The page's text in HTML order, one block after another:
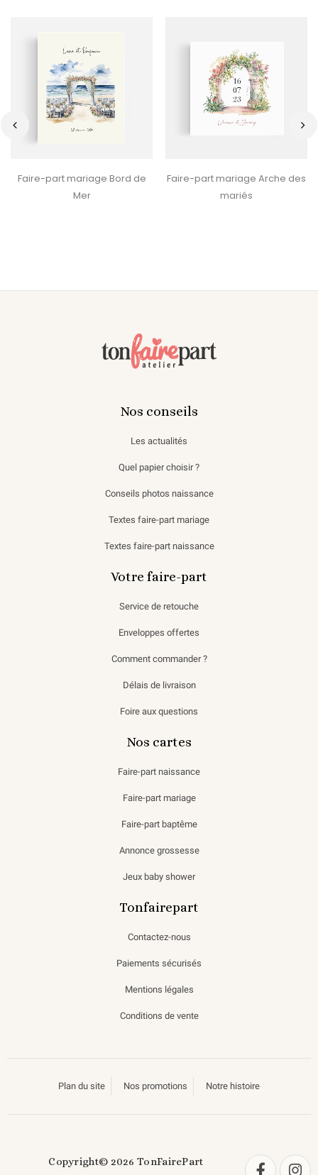
Faire-part mariage Bord de
Mer
Faire-part mariage Arche des
mariés
Nos conseils
Les actualités
Quel papier choisir ?
Conseils photos naissance
Textes faire-part mariage
Textes faire-part naissance
Votre faire-part
Service de retouche
Enveloppes offertes
Comment commander ?
Délais de livraison
Foire aux questions
Nos cartes
Faire-part naissance
Faire-part mariage
Faire-part baptême
Annonce grossesse
Jeux baby shower
Tonfairepart
Contactez-nous
Paiements sécurisés
Mentions légales
Conditions de vente
Plan du site Nos promotions Notre histoire
Copyright© 2026 TonFairePart